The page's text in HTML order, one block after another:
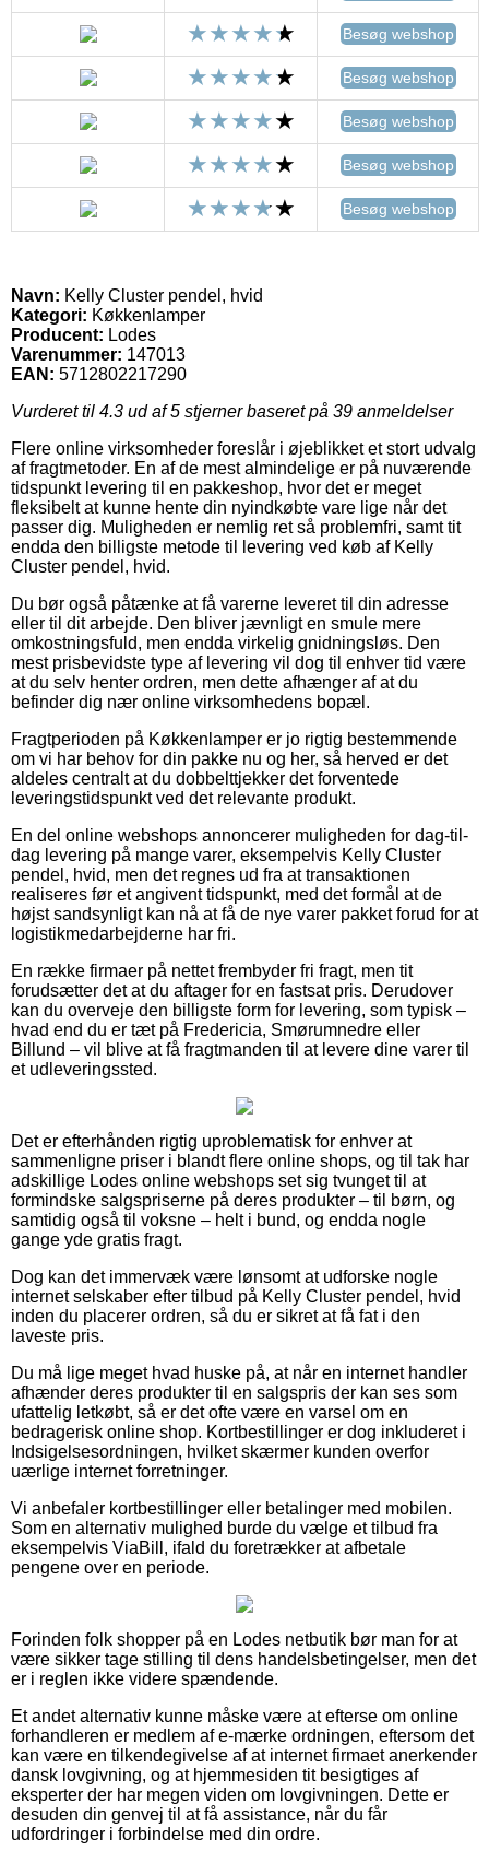
Besøg webshop
Besøg webshop
Besøg webshop
Besøg webshop
Besøg webshop
Navn: Kelly Cluster pendel, hvid
Kategori: Køkkenlamper
Producent: Lodes
Varenummer: 147013
EAN: 5712802217290
Vurderet til 4.3 ud af 5 stjerner baseret på 39 anmeldelser
Flere online virksomheder foreslår i øjeblikket et stort udvalg
af fragtmetoder. En af de mest almindelige er på nuværende
tidspunkt levering til en pakkeshop, hvor det er meget
fleksibelt at kunne hente din nyindkøbte vare lige når det
passer dig. Muligheden er nemlig ret så problemfri, samt tit
endda den billigste metode til levering ved køb af Kelly
Cluster pendel, hvid.
Du bør også påtænke at få varerne leveret til din adresse
eller til dit arbejde. Den bliver jævnligt en smule mere
omkostningsfuld, men endda virkelig gnidningsløs. Den
mest prisbevidste type af levering vil dog til enhver tid være
at du selv henter ordren, men dette afhænger af at du
befinder dig nær online virksomhedens bopæl.
Fragtperioden på Køkkenlamper er jo rigtig bestemmende
om vi har behov for din pakke nu og her, så herved er det
aldeles centralt at du dobbelttjekker det forventede
leveringstidspunkt ved det relevante produkt.
En del online webshops annoncerer muligheden for dag-til-
dag levering på mange varer, eksempelvis Kelly Cluster
pendel, hvid, men det regnes ud fra at transaktionen
realiseres før et angivent tidspunkt, med det formål at de
højst sandsynligt kan nå at få de nye varer pakket forud for at
logistikmedarbejderne har fri.
En række firmaer på nettet frembyder fri fragt, men tit
forudsætter det at du aftager for en fastsat pris. Derudover
kan du overveje den billigste form for levering, som typisk –
hvad end du er tæt på Fredericia, Smørumnedre eller
Billund – vil blive at få fragtmanden til at levere dine varer til
et udleveringssted.
Det er efterhånden rigtig uproblematisk for enhver at
sammenligne priser i blandt flere online shops, og til tak har
adskillige Lodes online webshops set sig tvunget til at
formindske salgspriserne på deres produkter – til børn, og
samtidig også til voksne – helt i bund, og endda nogle
gange yde gratis fragt.
Dog kan det immervæk være lønsomt at udforske nogle
internet selskaber efter tilbud på Kelly Cluster pendel, hvid
inden du placerer ordren, så du er sikret at få fat i den
laveste pris.
Du må lige meget hvad huske på, at når en internet handler
afhænder deres produkter til en salgspris der kan ses som
ufattelig letkøbt, så er det ofte være en varsel om en
bedragerisk online shop. Kortbestillinger er dog inkluderet i
Indsigelsesordningen, hvilket skærmer kunden overfor
uærlige internet forretninger.
Vi anbefaler kortbestillinger eller betalinger med mobilen.
Som en alternativ mulighed burde du vælge et tilbud fra
eksempelvis ViaBill, ifald du foretrækker at afbetale
pengene over en periode.
Forinden folk shopper på en Lodes netbutik bør man for at
være sikker tage stilling til dens handelsbetingelser, men det
er i reglen ikke videre spændende.
Et andet alternativ kunne måske være at efterse om online
forhandleren er medlem af e-mærke ordningen, eftersom det
kan være en tilkendegivelse af at internet firmaet anerkender
dansk lovgivning, og at hjemmesiden tit besigtiges af
eksperter der har megen viden om lovgivningen. Dette er
desuden din genvej til at få assistance, når du får
udfordringer i forbindelse med din ordre.